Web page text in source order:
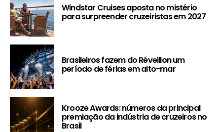
Windstar Cruises aposta no mistério
para surpreender cruzeiristas em 2027
Brasileiros fazem do Réveillon um
período de férias em alto-mar
Krooze Awards: números da principal
premiação da indústria de cruzeiros no
Brasil